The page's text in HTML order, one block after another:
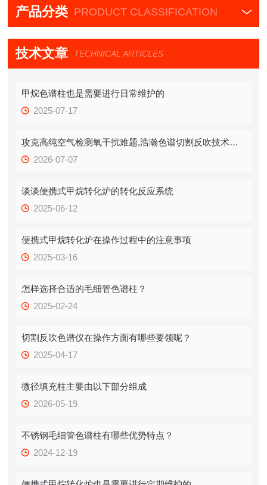
产品分类 PRODUCT CLASSIFICATION
技术文章 TECHNICAL ARTICLES
甲烷色谱柱也是需要进行日常维护的
2025-07-17
攻克高纯空气检测氧干扰难题,浩瀚色谱切割反吹技术打造精准质控方案
2026-07-07
谈谈便携式甲烷转化炉的转化反应系统
2025-06-12
便携式甲烷转化炉在操作过程中的注意事项
2025-03-16
怎样选择合适的毛细管色谱柱？
2025-02-24
切割反吹色谱仪在操作方面有哪些要领呢？
2025-04-17
微径填充柱主要由以下部分组成
2026-05-19
不锈钢毛细管色谱柱有哪些优势特点？
2024-12-19